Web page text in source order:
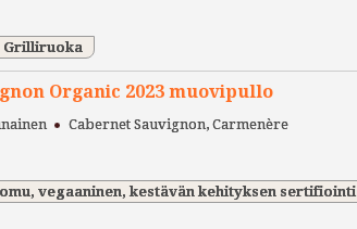
Grilliruoka
Organic 2023 muovipullo
Cabernet Sauvignon, Carmenère
vegaaninen, kestävän kehityksen sertifiointi